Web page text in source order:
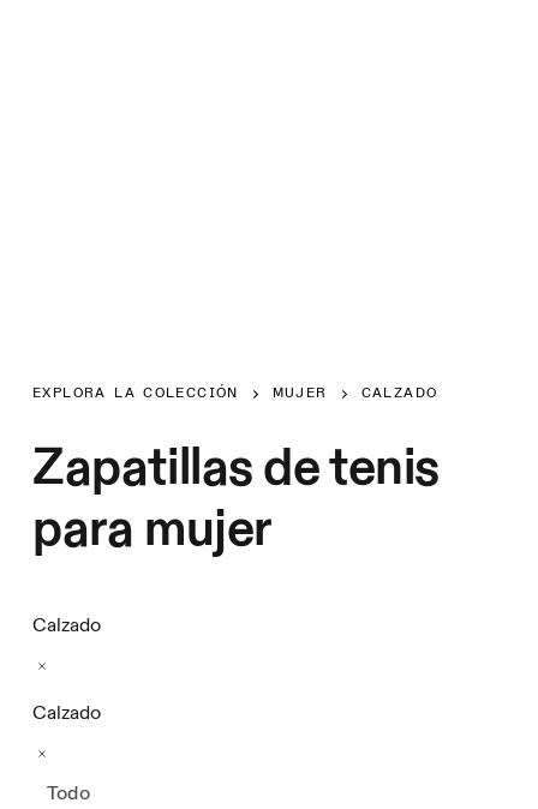
EXPLORA LA COLECCIÓN MUJER CALZADO
Zapatillas de tenis
para mujer
Calzado
Calzado
Todo